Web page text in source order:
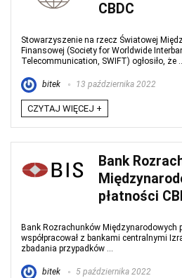
CBDC
Stowarzyszenie na rzecz Światowej
Finansowej (Society for Worldwide
Telecommunication, SWIFT) ogłosiło, że
bitek 13 października 2022
CZYTAJ WIĘCEJ +
Bank
płatności
Bank Rozrachunków Międzynarodowych
współpracował z bankami centralnymi
zbadania przypadków ...
bitek 5 października 2022